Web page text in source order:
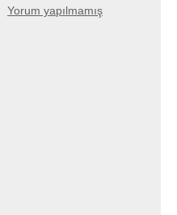
Yorum yapılmamış